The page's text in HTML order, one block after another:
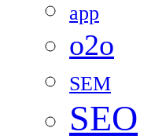
app
o2o
SEM
SEO